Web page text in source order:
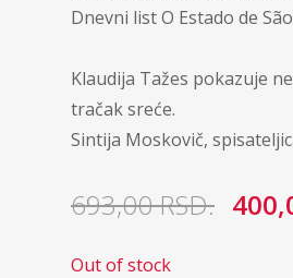
Dnevni list O Estado de
Klaudija Tažes pokazuje
tračak sreće.
Sintija Moskovič,
693,00RSD.
Out of stock